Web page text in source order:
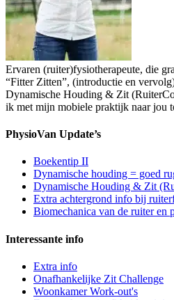
Ervaren (ruiter)fysiotherapeute, die
“Fitter Zitten”, (introductie en
Dynamische Houding & Zit
ik met mijn mobiele praktijk naar jou
PhysioVan Update’s
Boekentip II
Dynamische houding = goed
Dynamische Houding & Zit
Extra achtergrond info bij
Biomechanica van de ruiter en
Interessante info
Extra info
Onafhankelijke Zit Challenge
Woonkamer Work-out's